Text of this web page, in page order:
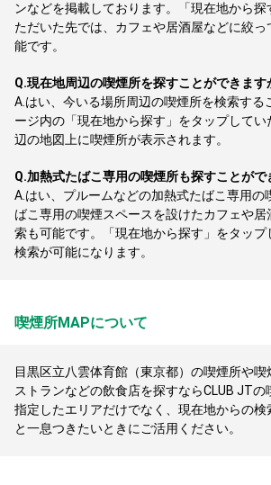
ンなどを掲載しております。「現在地から
ただいた先では、カフェや居酒屋などに絞
能です。
Q.現在地周辺の喫煙所を探すことができます
A. はい、今いる場所周辺の喫煙所を検索する
ージ内の「現在地から探す」をタップしてい
辺の地図上に喫煙所が表示されます。
Q.加熱式たばこ専用の喫煙所も探すことがで
A. はい、プルームなどの加熱式たばこ専用の
ばこ専用の喫煙スペースを設けたカフェや居
索も可能です。「現在地から探す」をタッ
検索が可能になります。
喫煙所MAPについて
目黒区立八雲体育館（東京都）の喫煙所や
ストランなどの飲食店を探すならCLUB JTの
指定したエリアだけでなく、現在地からの検
と一息つきたいときにご活用ください。